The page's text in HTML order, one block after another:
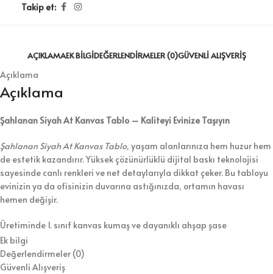
Takip et:
AÇIKLAMAEK BILGIDEĞERLENDIRMELER (0)GÜVENLI ALIŞVERIŞ
Açıklama
Açıklama
Şahlanan Siyah At Kanvas Tablo – Kaliteyi Evinize Taşıyın
Şahlanan Siyah At Kanvas Tablo, yaşam alanlarınıza hem huzur hem
de estetik kazandırır. Yüksek çözünürlüklü dijital baskı teknolojisi
sayesinde canlı renkleri ve net detaylarıyla dikkat çeker. Bu tabloyu
evinizin ya da ofisinizin duvarına astığınızda, ortamın havası
hemen değişir.
Üretiminde 1. sınıf kanvas kumaş ve dayanıklı ahşap şase
kullanıyoruz. Bununla birlikte, tabloyu koruyucu vernikle kaplayarak
hem temizlik kolaylığı hem de uzun ömür sağlıyoruz. Ürünü duvara
asılmaya hazır şekilde gönderiyoruz, böylece kurulumla zaman
Ek bilgi
Değerlendirmeler (0)
Güvenli Alışveriş